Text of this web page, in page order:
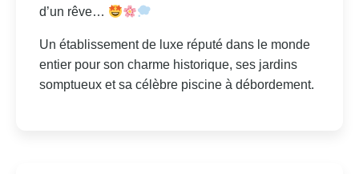
d’un rêve…
Un établissement de luxe réputé dans le monde
entier pour son charme historique, ses jardins
somptueux et sa célèbre piscine à débordement.